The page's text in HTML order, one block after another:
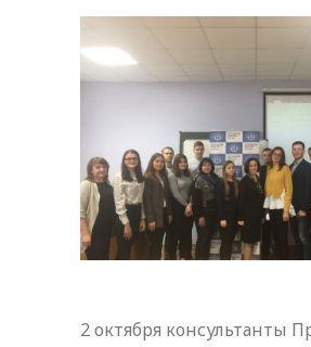
2 октября консультанты